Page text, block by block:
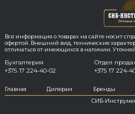
Вся информация о товарах на сайте носит
офертой. Внешний вид, технические
отличаться от имеющихся в наличии.
Бухгалтерия
+375 17 224-40-02
Отдел
+375 17 224-
Главная Дилерам Бренды
СИБ-